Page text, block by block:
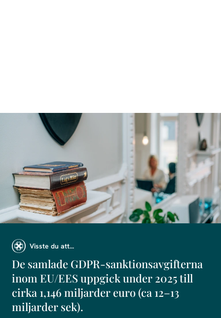
Visste du att...
De samlade GDPR-sanktionsavgifterna
inom EU/EES uppgick under 2025 till
cirka 1,146 miljarder euro (ca 12–13
miljarder sek).